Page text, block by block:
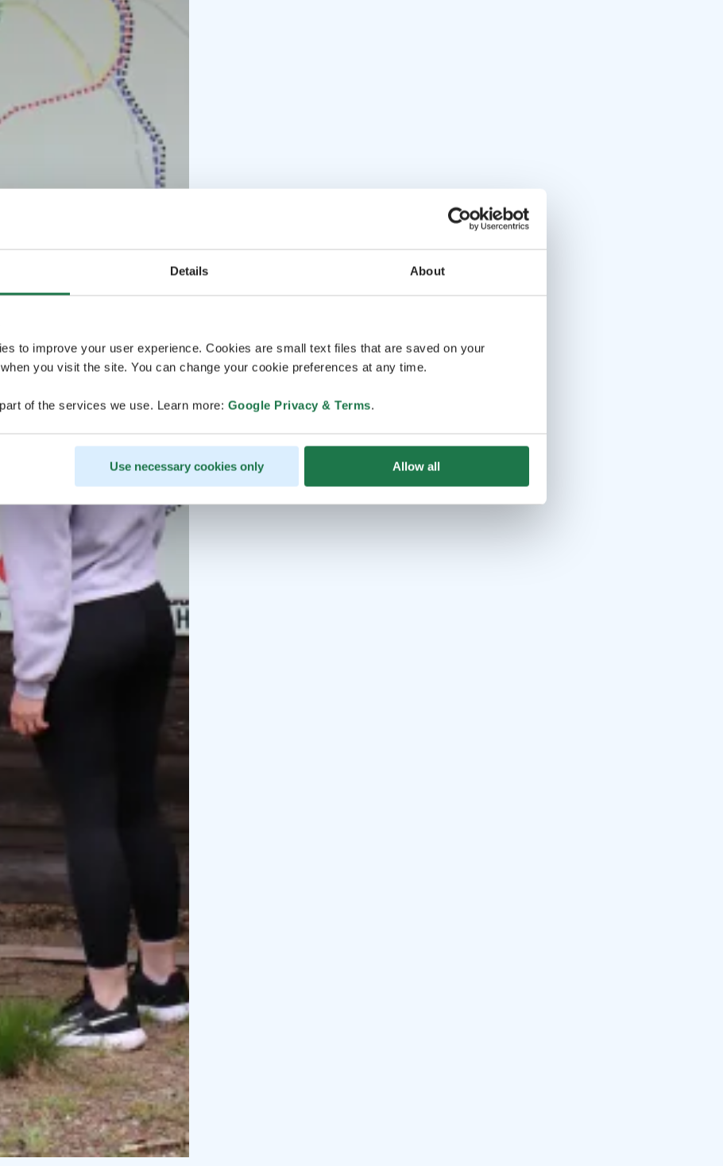
Details About
to improve your user experience. Cookies are small text files that are saved on your
you visit the site. You can change your cookie preferences at any time.
of the services we use. Learn more: Google Privacy & Terms.
Use necessary cookies only Allow all